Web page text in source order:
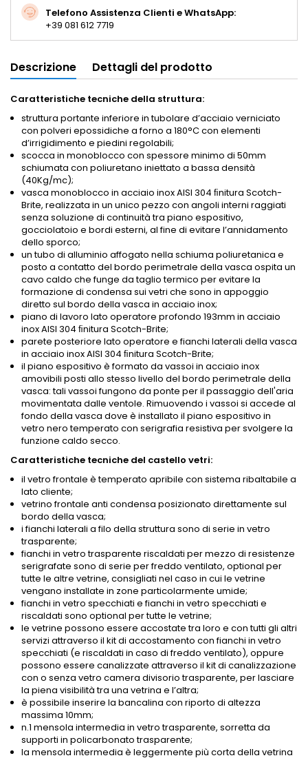
Telefono Assistenza Clienti e WhatsApp:
+39 081 612 7719
Descrizione Dettagli del prodotto
Caratteristiche tecniche della struttura:
struttura portante inferiore in tubolare d’acciaio verniciato
con polveri epossidiche a forno a 180°C con elementi
d’irrigidimento e piedini regolabili;
scocca in monoblocco con spessore minimo di 50mm
schiumata con poliuretano iniettato a bassa densità
(40Kg/mc);
vasca monoblocco in acciaio inox AISI 304 ﬁnitura Scotch-
Brite, realizzata in un unico pezzo con angoli interni raggiati
senza soluzione di continuità tra piano espositivo,
gocciolatoio e bordi esterni, al fine di evitare l’annidamento
dello sporco;
un tubo di alluminio affogato nella schiuma poliuretanica e
posto a contatto del bordo perimetrale della vasca ospita un
cavo caldo che funge da taglio termico per evitare la
formazione di condensa sui vetri che sono in appoggio
diretto sul bordo della vasca in acciaio inox;
piano di lavoro lato operatore profondo 193mm in acciaio
inox AISI 304 ﬁnitura Scotch-Brite;
parete posteriore lato operatore e fianchi laterali della vasca
in acciaio inox AISI 304 ﬁnitura Scotch-Brite;
il piano espositivo è formato da vassoi in acciaio inox
amovibili posti allo stesso livello del bordo perimetrale della
vasca: tali vassoi fungono da ponte per il passaggio dell'aria
movimentata dalle ventole. Rimuovendo i vassoi si accede al
fondo della vasca dove è installato il piano espositivo in
vetro nero temperato con serigrafia resistiva per svolgere la
funzione caldo secco.
Caratteristiche tecniche del castello vetri:
il vetro frontale è temperato apribile con sistema ribaltabile a
lato cliente;
vetrino frontale anti condensa posizionato direttamente sul
bordo della vasca;
i fianchi laterali a filo della struttura sono di serie in vetro
trasparente;
fianchi in vetro trasparente riscaldati per mezzo di resistenze
serigrafate sono di serie per freddo ventilato, optional per
tutte le altre vetrine, consigliati nel caso in cui le vetrine
vengano installate in zone particolarmente umide;
fianchi in vetro specchiati e fianchi in vetro specchiati e
riscaldati sono optional per tutte le vetrine;
le vetrine possono essere accostate tra loro e con tutti gli altri
servizi attraverso il kit di accostamento con fianchi in vetro
specchiati (e riscaldati in caso di freddo ventilato), oppure
possono essere canalizzate attraverso il kit di canalizzazione
con o senza vetro camera divisorio trasparente, per lasciare
la piena visibilità tra una vetrina e l’altra;
è possibile inserire la bancalina con riporto di altezza
massima 10mm;
n.1 mensola intermedia in vetro trasparente, sorretta da
supporti in policarbonato trasparente;
la mensola intermedia è leggermente più corta della vetrina